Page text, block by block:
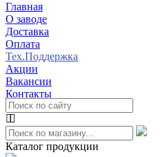
Главная
О заводе
Доставка
Оплата
Тех.Поддержка
Акции
Вакансии
Контакты
Каталог продукции